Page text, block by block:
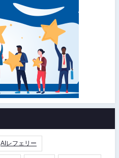
AIレフェリー